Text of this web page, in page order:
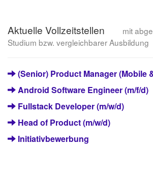
Aktuelle Vollzeitstellen
mit
Studium bzw. vergleichbarer Ausbildung
(Senior) Product Manager (Mobile
Android Software Engineer (m/f/d)
Fullstack Developer (m/w/d)
Head of Product (m/w/d)
Initiativbewerbung